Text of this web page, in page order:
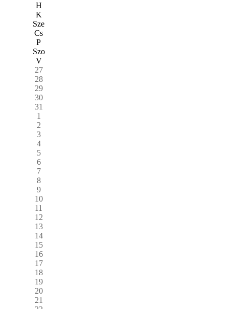
H
K
Sze
Cs
P
Szo
V
27
28
29
30
31
1
2
3
4
5
6
7
8
9
10
11
12
13
14
15
16
17
18
19
20
21